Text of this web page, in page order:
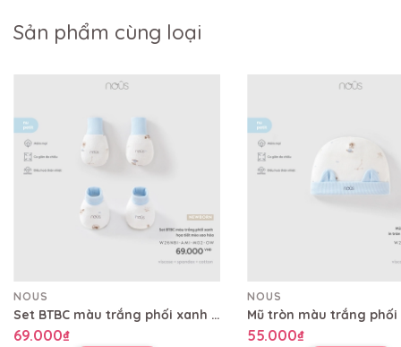
Sản phẩm cùng loại
NOUS
Set BTBC màu trắng phối xanh họa tiết mèo sao hỏa
69.000₫
NOUS
55.000₫